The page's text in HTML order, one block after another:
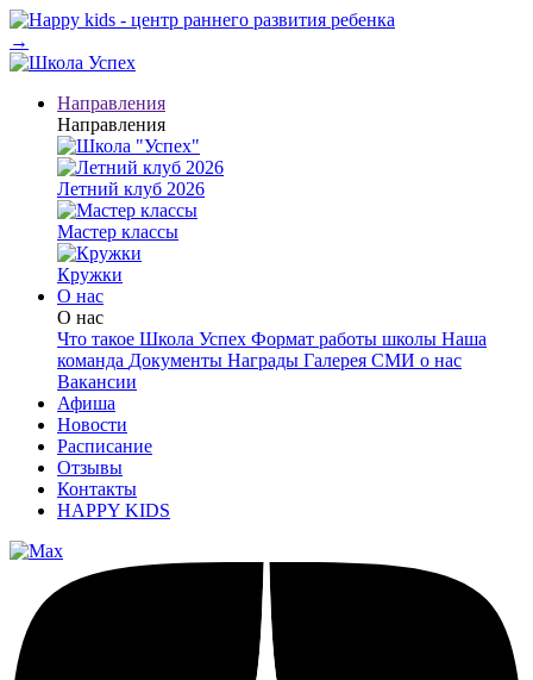
→
Направления
Направления
Летний клуб 2026
Мастер классы
Кружки
О нас
О нас
Что такое Школа Успех Формат работы школы Наша
команда Документы Награды Галерея СМИ о нас
Вакансии
Афиша
Новости
Расписание
Отзывы
Контакты
HAPPY KIDS